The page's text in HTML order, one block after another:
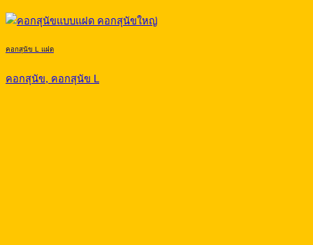
คอกสุนัข L แฝด
คอกสุนัข, คอกสุนัข L